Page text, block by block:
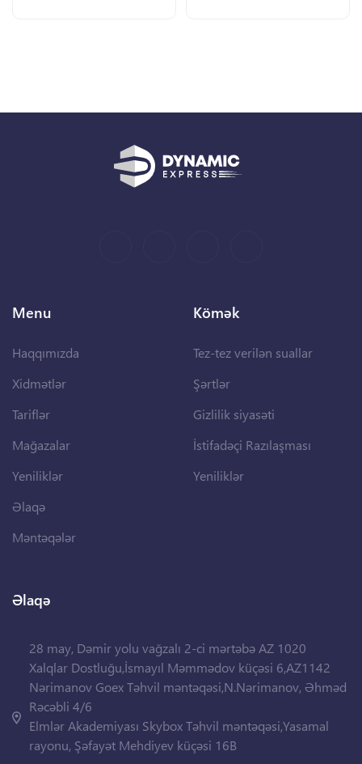
Menu
Haqqımızda
Xidmətlər
Tariflər
Mağazalar
Yeniliklər
Əlaqə
Məntəqələr
Kömək
Tez-tez verilən suallar
Şərtlər
Gizlilik siyasəti
İstifadəçi Razılaşması
Yeniliklər
Əlaqə
28 may, Dəmir yolu vağzalı 2-ci mərtəbə AZ 1020
Xalqlar Dostluğu,İsmayıl Məmmədov küçəsi 6,AZ1142
Nərimanov Goex Təhvil məntəqəsi,N.Nərimanov, Əhməd
Rəcəbli 4/6
Elmlər Akademiyası Skybox Təhvil məntəqəsi,Yasamal
rayonu, Şəfayət Mehdiyev küçəsi 16B